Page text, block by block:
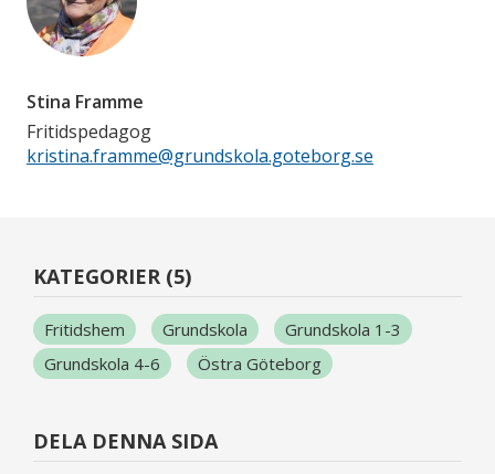
Stina Framme
Fritidspedagog
kristina.framme@grundskola.goteborg.se
KATEGORIER (5)
Fritidshem Grundskola
Grundskola 1-3
Grundskola 4-6
Östra Göteborg
DELA DENNA SIDA